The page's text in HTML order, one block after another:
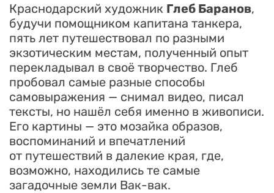
Краснодарский художник Глеб Баранов,
будучи помощником капитана танкера,
пять лет путешествовал по разными
экзотическим местам, полученный опыт
перекладывал в своё творчество. Глеб
пробовал самые разные способы
самовыражения — снимал видео, писал
тексты, но нашёл себя именно в живописи.
Его картины — это мозайка образов,
воспоминаний и впечатлений
от путешествий в далекие края, где,
возможно, находились те самые
загадочные земли Вак-вак.